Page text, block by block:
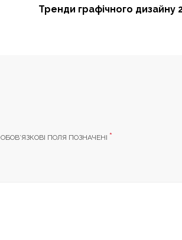
Тренди графічного дизайну
ОБОВ’ЯЗКОВІ ПОЛЯ ПОЗНАЧЕНІ *